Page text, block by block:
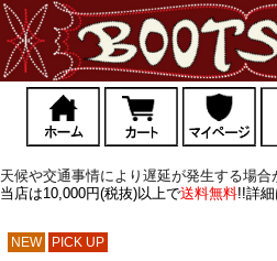
天候や交通事情により遅延が発生する場合
当店は10,000円(税抜)以上で送料無料!!詳細
NEW PICK UP